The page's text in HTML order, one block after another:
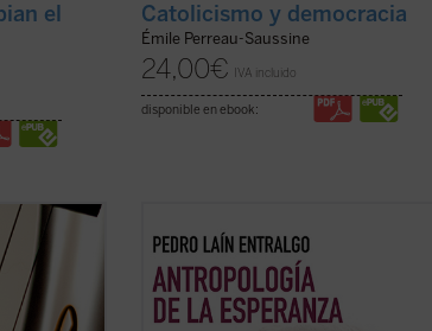
el
Catolicismo y democracia
Émile Perreau-Saussine
24,00€ IVA incluido
disponible en ebook:
vez en
música
XX. En
Este libro nos invita a reflexionar sobre
uno de los motores fundamentales del
ser humano: la esperanza. A través de un
análisis profundo y accesible, el autor
explora cómo este concepto ha guiado